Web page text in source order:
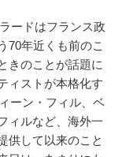
ードはフランス政
70年近くも前のこ
きのことが話題に
ィストが本格化す
ーン・フィル、ベ
ィルなど、海外一
供して以来のこと